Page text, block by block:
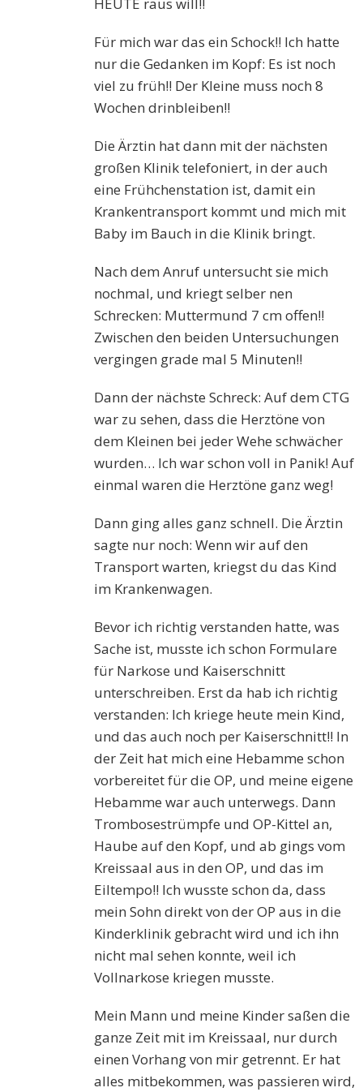
HEUTE raus will!!
Für mich war das ein Schock!! Ich hatte
nur die Gedanken im Kopf: Es ist noch
viel zu früh!! Der Kleine muss noch 8
Wochen drinbleiben!!
Die Ärztin hat dann mit der nächsten
großen Klinik telefoniert, in der auch
eine Frühchenstation ist, damit ein
Krankentransport kommt und mich mit
Baby im Bauch in die Klinik bringt.
Nach dem Anruf untersucht sie mich
nochmal, und kriegt selber nen
Schrecken: Muttermund 7 cm offen!!
Zwischen den beiden Untersuchungen
vergingen grade mal 5 Minuten!!
Dann der nächste Schreck: Auf dem CTG
war zu sehen, dass die Herztöne von
dem Kleinen bei jeder Wehe schwächer
wurden… Ich war schon voll in Panik! Auf
einmal waren die Herztöne ganz weg!
Dann ging alles ganz schnell. Die Ärztin
sagte nur noch: Wenn wir auf den
Transport warten, kriegst du das Kind
im Krankenwagen.
Bevor ich richtig verstanden hatte, was
Sache ist, musste ich schon Formulare
für Narkose und Kaiserschnitt
unterschreiben. Erst da hab ich richtig
verstanden: Ich kriege heute mein Kind,
und das auch noch per Kaiserschnitt!! In
der Zeit hat mich eine Hebamme schon
vorbereitet für die OP, und meine eigene
Hebamme war auch unterwegs. Dann
Trombosestrümpfe und OP-Kittel an,
Haube auf den Kopf, und ab gings vom
Kreissaal aus in den OP, und das im
Eiltempo!! Ich wusste schon da, dass
mein Sohn direkt von der OP aus in die
Kinderklinik gebracht wird und ich ihn
nicht mal sehen konnte, weil ich
Vollnarkose kriegen musste.
Mein Mann und meine Kinder saßen die
ganze Zeit mit im Kreissaal, nur durch
einen Vorhang von mir getrennt. Er hat
alles mitbekommen, was passieren wird,